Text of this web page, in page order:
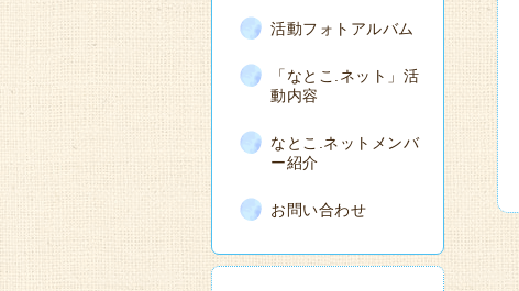
活動フォトアルバム
「なとこ.ネット」活
動内容
なとこ.ネットメンバ
ー紹介
お問い合わせ